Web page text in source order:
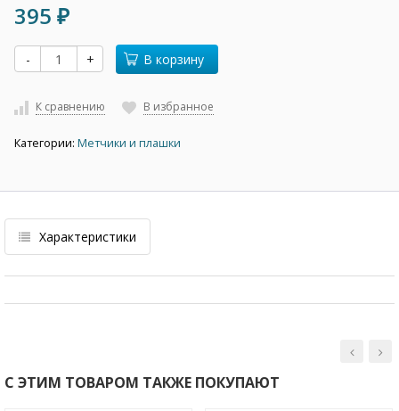
395 ₽
- + В корзину
К сравнению В избранное
Категории: Метчики и плашки
Характеристики
С ЭТИМ ТОВАРОМ ТАКЖЕ ПОКУПАЮТ